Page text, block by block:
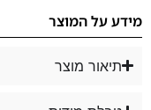
מידע על המוצר
תיאור מוצר